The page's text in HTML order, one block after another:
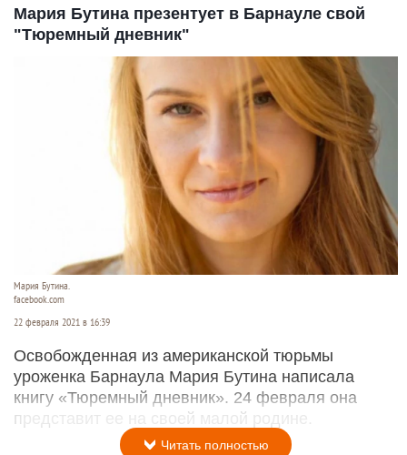
Мария Бутина презентует в Барнауле свой
"Тюремный дневник"
Мария Бутина.
facebook.com
22 февраля 2021 в 16:39
Освобожденная из американской тюрьмы
уроженка Барнаула Мария Бутина написала
книгу «Тюремный дневник». 24 февраля она
представит ее на своей малой родине.
Читать полностью